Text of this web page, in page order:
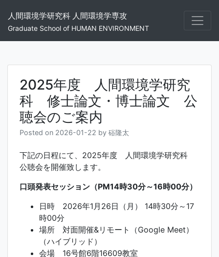
content
人間環境学研究科 人間環境学専攻
Graduate School of HUMAN ENVIRONMENT
2025年度 人間環境学研究
科 修士論文・博士論文 公
聴会のご案内
Posted on 2026-01-22 by 硲隆太
下記の日程にて、2025年度 人間環境学研究科
公聴会を開催致します。
口頭発表セッション（PM14時30分～16時00分）
日時 2026年1月26日（月） 14時30分～17
時00分
場所 対面開催&リモート（Google Meet）
（ハイブリッド）
会場 16号館6階16609教室